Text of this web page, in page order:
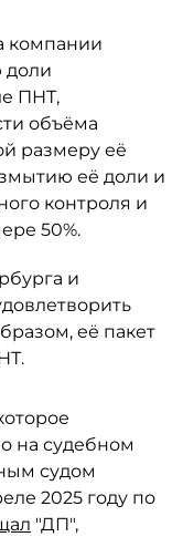
компании
доли
ПНТ,
объёма
размеру её
её доли и
контроля и
50%.
и
её пакет
на судебном
судом
2025 году по
"ДП",